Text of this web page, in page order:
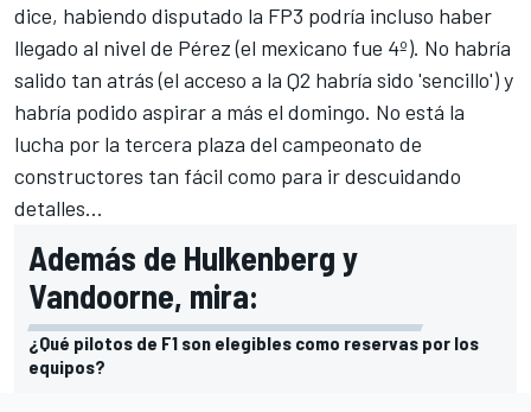
dice, habiendo disputado la FP3 podría incluso haber
llegado al nivel de Pérez(el mexicano fue 4º). No habría
salido tan atrás (el acceso a la Q2 habría sido 'sencillo') y
habría podido aspirar a más el domingo. No está la
lucha por la tercera plaza del campeonato de
constructores tan fácil como para ir descuidando
detalles...
Además de Hulkenberg y
Vandoorne, mira:
¿Qué pilotos de F1 son elegibles como reservas por los
equipos?